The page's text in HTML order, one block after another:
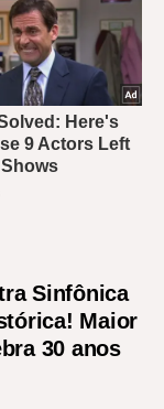
Sinfônica
Maior
30 anos